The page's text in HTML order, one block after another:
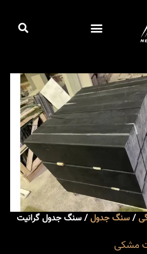
فهرست
/سنگ جدول/ سنگ جدول گرانیت
مشکی